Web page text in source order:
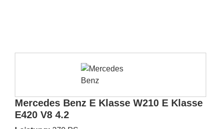
Mercedes Benz E Klasse W210 E Klasse
E420 V8 4.2